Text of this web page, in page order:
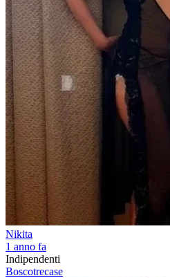
Nikita
1 anno fa
Indipendenti
Boscotrecase